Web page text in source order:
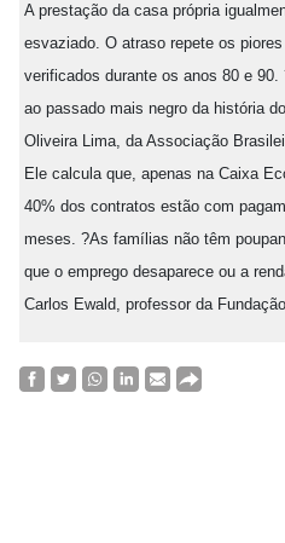
A prestação da casa própria
esvaziado. O atraso repete os
verificados durante os anos 80 e
ao passado mais negro da história
Oliveira Lima, da Associação
Ele calcula que, apenas na Caixa
40% dos contratos estão com
meses. ?As famílias não têm
que o emprego desaparece ou a
Carlos Ewald, professor da